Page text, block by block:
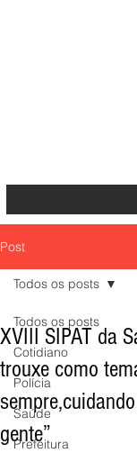
Post
Todos os posts
Cotidiano
Polícia
Saúde
Prefeitura
Todos os posts
XVIII SIPAT da
trouxe como
gente”